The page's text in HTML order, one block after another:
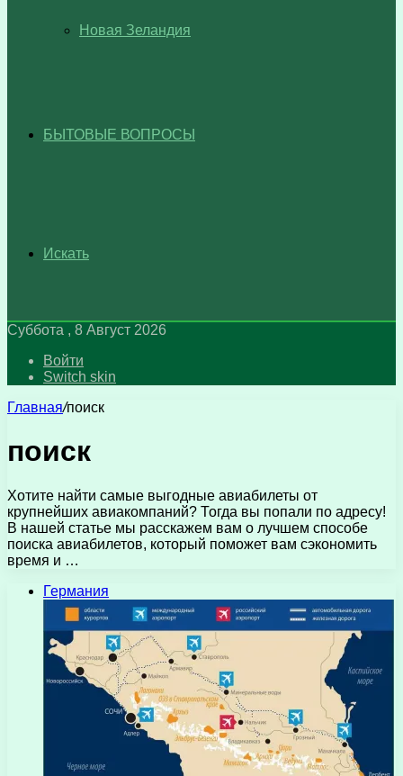
Новая Зеландия
БЫТОВЫЕ ВОПРОСЫ
Искать
Суббота , 8 Август 2026
Войти
Switch skin
Главная/поиск
поиск
Хотите найти самые выгодные авиабилеты от
крупнейших авиакомпаний? Тогда вы попали по адресу!
В нашей статье мы расскажем вам о лучшем способе
поиска авиабилетов, который поможет вам сэкономить
время и …
Германия